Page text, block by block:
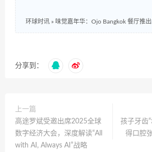
环球时讯 » 味觉嘉年华：Ojo Bangkok 餐厅推
分享到：
上一篇
高途罗斌受邀出席2025全球
数字经济大会，深度解读“All
with AI, Always AI”战略
孩子牙齿
得口腔